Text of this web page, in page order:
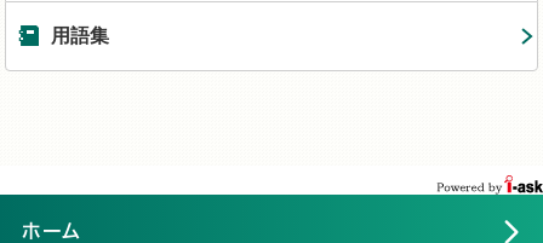
用語集
ホーム